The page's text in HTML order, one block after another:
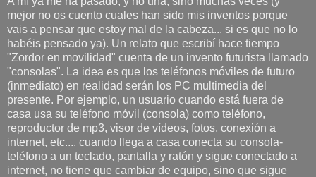
mejor no os cuento cuales han sido mis inventos porque
vais a pensar que estoy mal de la cabeza... si es que no lo
habéis pensado ya). Un relato que escribí hace tiempo
"Zordor en movilidad" cuenta de un invento futurista llamado
"consolas". La idea es que los teléfonos móviles de futuro
(inmediato) en realidad serán los PC multimedia del
presente. Por ejemplo, un usuario cuando está fuera de
casa usa su teléfono móvil (consola) como teléfono,
reproductor de mp3, visor de vídeos, fotos, conexión a
internet, etc.... cuando llega a casa conecta su consola-
teléfono a un teclado, pantalla y ratón y sigue conectado a
internet, no tiene que cambiar de equipo, sino que sigue